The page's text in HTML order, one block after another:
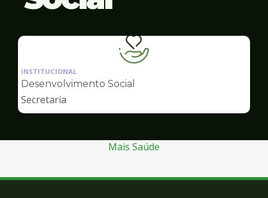
Ilustração
da
pagina
INSTITUCIONAL
Desenvolvimento Social
Secretaria
Mais Saúde